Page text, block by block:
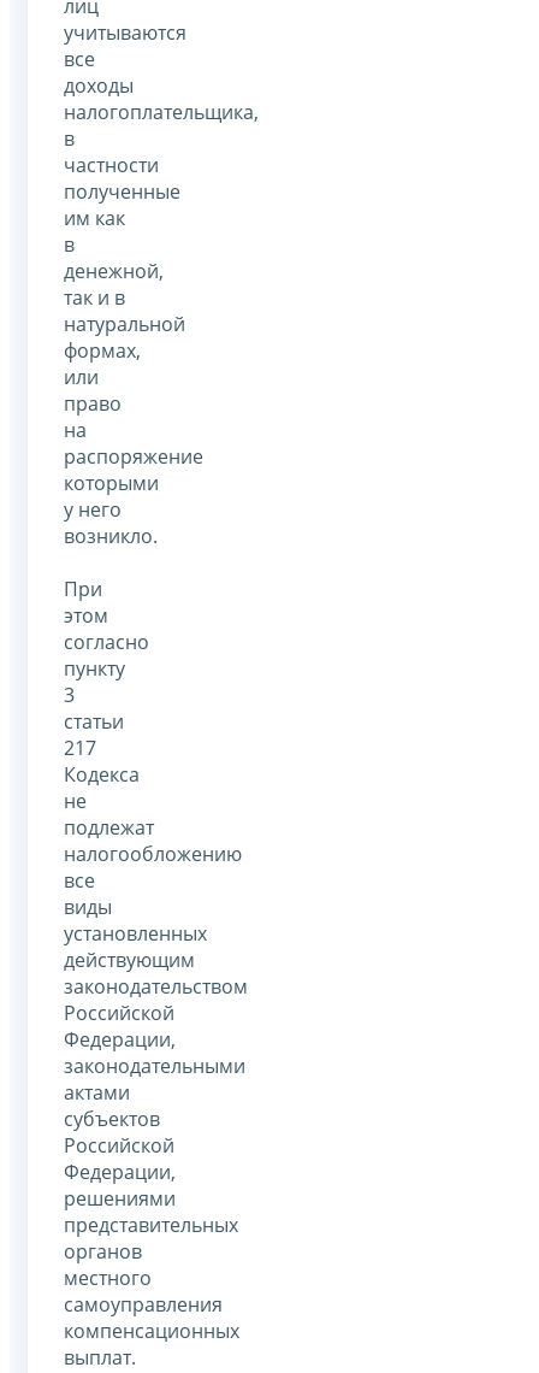
лиц
учитываются
все
доходы
налогоплательщика,
в
частности
полученные
им как
в
денежной,
так и в
натуральной
формах,
или
право
на
распоряжение
которыми
у него
возникло.
При
этом
согласно
пункту
3
статьи
217
Кодекса
не
подлежат
налогообложению
все
виды
установленных
действующим
законодательством
Российской
Федерации,
законодательными
актами
субъектов
Российской
Федерации,
решениями
представительных
органов
местного
самоуправления
компенсационных
выплат.